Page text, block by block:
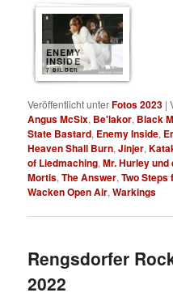
ENEMY
INSIDE
7 BILDER
Veröffentlicht unterFotos 2023 |
Angus McSix, Be'lakor, Black
State Bastard, Enemy Inside,
Heaven Shall Burn,Jinjer,
of Liedmaching,Mr. Hurley
Mortis,The Answer,Two Steps
Wacken Open Air,Warkings
Rengsdorfer
2022